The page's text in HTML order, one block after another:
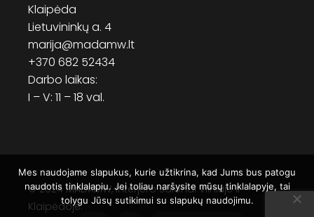
Klaipėda
Lietuvininkų a. 4
marija@madamw.lt
+370 682 52434
Darbo laikas:
I – V: 11 – 18 val.
© 2024MADAMW, Interjero salonai Vilniuje ir
Klaipėdoje.
Mes naudojame slapukus, kurie užtikrina, kad Jums bus patogu
naudotis tinklalapiu. Jei toliau naršysite mūsų tinklalapyje, tai
tolygu Jūsų sutikimui su slapukų naudojimu.